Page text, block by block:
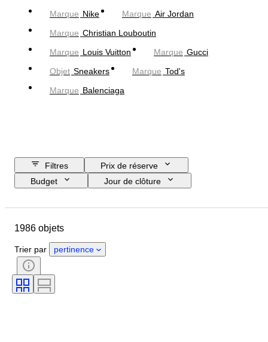
Marque Nike Marque Air Jordan
Marque Christian Louboutin
Marque Louis Vuitton Marque Gucci
Objet Sneakers Marque Tod's
Marque Balenciaga
Filtres
Prix de réserve
Budget
Jour de clôture
Matériau
Signature
Accessoires inclus
Modèle
1986 objets
Trier par pertinence